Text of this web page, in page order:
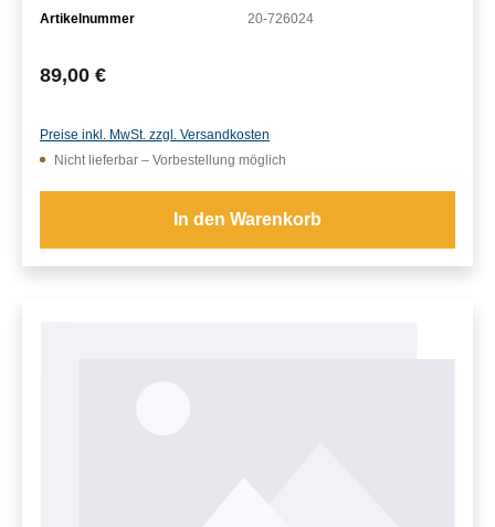
Artikelnummer 20-726024
Regulärer Preis:
89,00 €
Preise inkl. MwSt. zzgl. Versandkosten
Nicht lieferbar – Vorbestellung möglich
In den Warenkorb